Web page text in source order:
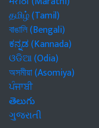
தமிழ் (Tamil)
বাঙালি (Bengali)
ಕನ್ನಡ (Kannada)
ଓଡିଆ (Odia)
অসমীয়া (Asomiya)
ਪੰਜਾਬੀ
తెలుగు
ગુજરાતી